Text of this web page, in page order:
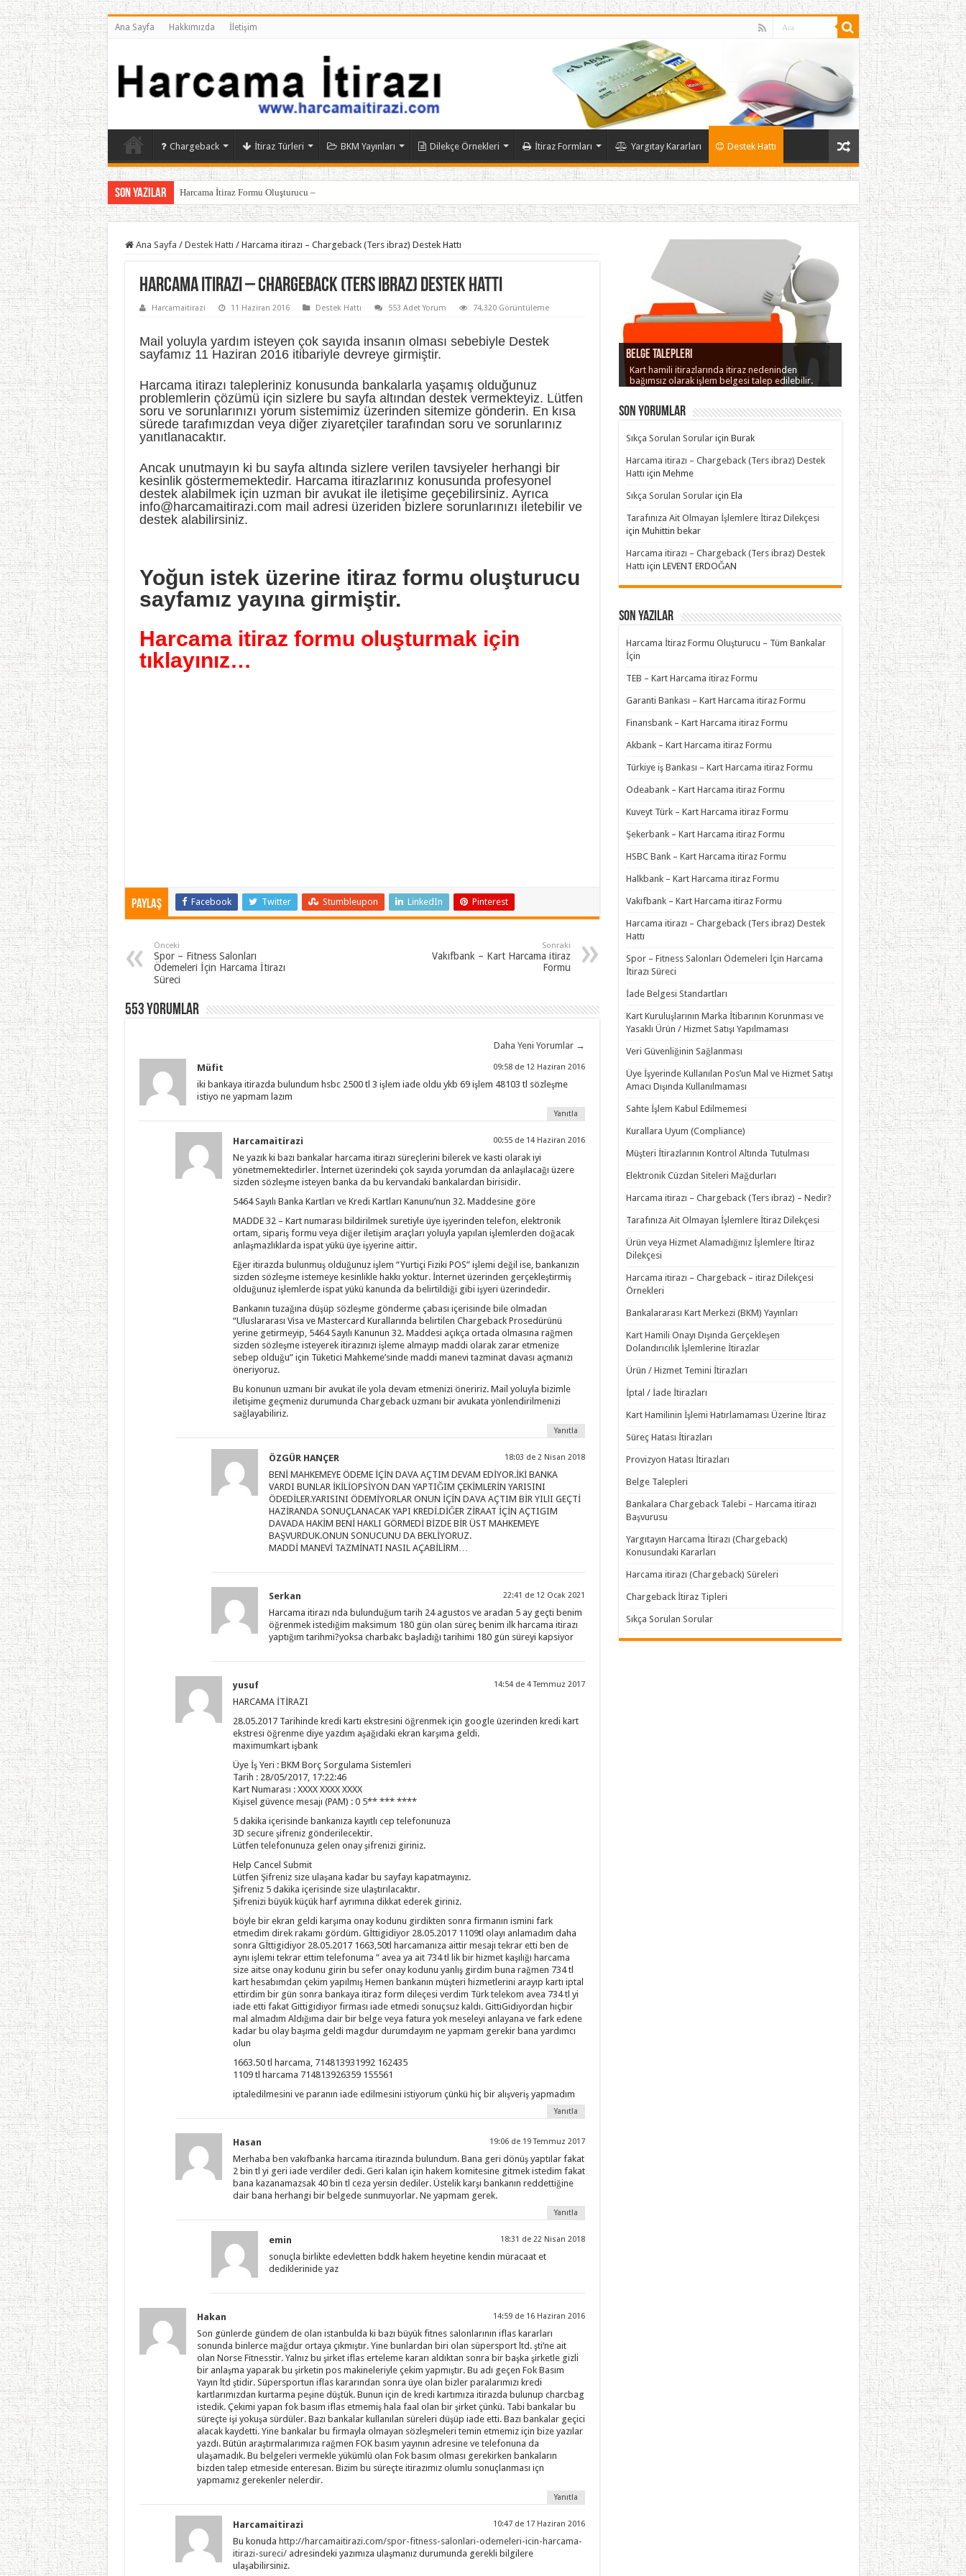
Ana Sayfa Hakkımızda İletişim
Chargeback İtiraz Türleri BKM Yayınları Dilekçe Örnekleri İtiraz Formları Yargıtay Kararları Destek Hattı
Son Yazılar Harcama İtiraz Formu Oluşturucu – Tüm Bankalar İçin
Ana Sayfa / Destek Hattı / Harcama itirazı – Chargeback (Ters ibraz) Destek Hattı
Harcama itirazı – Chargeback (Ters ibraz) Destek Hattı
Harcamaitirazi 11 Haziran 2016 Destek Hattı 553 Adet Yorum 74,320 Görüntüleme
Mail yoluyla yardım isteyen çok sayıda insanın olması sebebiyle Destek
sayfamız 11 Haziran 2016 itibariyle devreye girmiştir.
Harcama itirazı talepleriniz konusunda bankalarla yaşamış olduğunuz
problemlerin çözümü için sizlere bu sayfa altından destek vermekteyiz. Lütfen
soru ve sorunlarınızı yorum sistemimiz üzerinden sitemize gönderin. En kısa
sürede tarafımızdan veya diğer ziyaretçiler tarafından soru ve sorunlarınız
yanıtlanacaktır.
Ancak unutmayın ki bu sayfa altında sizlere verilen tavsiyeler herhangi bir
kesinlik göstermemektedir. Harcama itirazlarınız konusunda profesyonel
destek alabilmek için uzman bir avukat ile iletişime geçebilirsiniz. Ayrıca
info@harcamaitirazi.com mail adresi üzeriden bizlere sorunlarınızı iletebilir ve
destek alabilirsiniz.
Yoğun istek üzerine itiraz formu oluşturucu
sayfamız yayına girmiştir.
Harcama itiraz formu oluşturmak için
tıklayınız…
Paylaş Facebook Twitter Stumbleupon LinkedIn Pinterest
Önceki
Spor – Fitness Salonları
Ödemeleri İçin Harcama İtirazı
Süreci
Sonraki
Vakıfbank – Kart Harcama itiraz
Formu
553 yorumlar
Daha Yeni Yorumlar →
Müfit 09:58 de 12 Haziran 2016
iki bankaya itirazda bulundum hsbc 2500 tl 3 işlem iade oldu ykb 69 işlem 48103 tl sözleşme
istiyo ne yapmam lazım
Yanıtla
Harcamaitirazi 00:55 de 14 Haziran 2016
Ne yazık ki bazı bankalar harcama itirazı süreçlerini bilerek ve kasti olarak iyi
yönetmemektedirler. İnternet üzerindeki çok sayıda yorumdan da anlaşılacağı üzere
sizden sözleşme isteyen banka da bu kervandaki bankalardan birisidir.
5464 Sayılı Banka Kartları ve Kredi Kartları Kanunu’nun 32. Maddesine göre
MADDE 32 – Kart numarası bildirilmek suretiyle üye işyerinden telefon, elektronik
ortam, sipariş formu veya diğer iletişim araçları yoluyla yapılan işlemlerden doğacak
anlaşmazlıklarda ispat yükü üye işyerine aittir.
Eğer itirazda bulunmuş olduğunuz işlem “Yurtiçi Fiziki POS” işlemi değil ise, bankanızın
sizden sözleşme istemeye kesinlikle hakkı yoktur. İnternet üzerinden gerçekleştirmiş
olduğunuz işlemlerde ispat yükü kanunda da belirtildiği gibi işyeri üzerindedir.
Bankanın tuzağına düşüp sözleşme gönderme çabası içerisinde bile olmadan
“Uluslararası Visa ve Mastercard Kurallarında belirtilen Chargeback Prosedürünü
yerine getirmeyip, 5464 Sayılı Kanunun 32. Maddesi açıkça ortada olmasına rağmen
sizden sözleşme isteyerek itirazınızı işleme almayıp maddi olarak zarar etmenize
sebep olduğu” için Tüketici Mahkeme’sinde maddi manevi tazminat davası açmanızı
öneriyoruz.
Bu konunun uzmanı bir avukat ile yola devam etmenizi öneririz. Mail yoluyla bizimle
iletişime geçmeniz durumunda Chargeback uzmanı bir avukata yönlendirilmenizi
sağlayabiliriz.
Yanıtla
ÖZGÜR HANÇER 18:03 de 2 Nisan 2018
BENİ MAHKEMEYE ÖDEME İÇİN DAVA AÇTIM DEVAM EDİYOR.İKİ BANKA
VARDI BUNLAR İKİLİOPSİYON DAN YAPTIĞIM ÇEKİMLERİN YARISINI
ÖDEDİLER.YARISINI ÖDEMİYORLAR ONUN İÇİN DAVA AÇTIM BİR YILlI GEÇTİ
HAZİRANDA SONUÇLANACAK YAPI KREDİ.DİĞER ZİRAAT İÇİN AÇTIGIM
DAVADA HAKİM BENİ HAKLI GÖRMEDİ BİZDE BİR ÜST MAHKEMEYE
BAŞVURDUK.ONUN SONUCUNU DA BEKLİYORUZ.
MADDİ MANEVİ TAZMİNATI NASIL AÇABİLİRM…
Serkan 22:41 de 12 Ocak 2021
Harcama itirazı nda bulunduğum tarih 24 agustos ve aradan 5 ay geçti benim
öğrenmek istediğim maksimum 180 gün olan süreç benim ilk harcama itirazı
yaptığım tarihmi?yoksa charbakc başladığı tarihimi 180 gün süreyi kapsiyor
yusuf 14:54 de 4 Temmuz 2017
HARCAMA İTİRAZI
28.05.2017 Tarihinde kredi kartı ekstresini öğrenmek için google üzerinden kredi kart
ekstresi öğrenme diye yazdım aşağıdaki ekran karşıma geldi.
maximumkart işbank
Üye İş Yeri : BKM Borç Sorgulama Sistemleri
Tarih : 28/05/2017, 17:22:46
Kart Numarası : XXXX XXXX XXXX
Kişisel güvence mesajı (PAM) : 0 5** *** ****
5 dakika içerisinde bankanıza kayıtlı cep telefonunuza
3D secure şifreniz gönderilecektir.
Lütfen telefonunuza gelen onay şifrenizi giriniz.
Help Cancel Submit
Lütfen Şifreniz size ulaşana kadar bu sayfayı kapatmayınız.
Şifreniz 5 dakika içerisinde size ulaştırılacaktır.
Şifrenizi büyük küçük harf ayrımına dikkat ederek giriniz.
böyle bir ekran geldi karşıma onay kodunu girdikten sonra firmanın ismini fark
etmedim direk rakamı gördüm. Gİttigidiyor 28.05.2017 1109tl olayı anlamadım daha
sonra Gİttigidiyor 28.05.2017 1663,50tl harcamanıza aittir mesajı tekrar etti ben de
aynı işlemi tekrar ettim telefonuma ” avea ya ait 734 tl lik bir hizmet kaşılığı harcama
size aitse onay kodunu girin bu sefer onay kodunu yanlış girdim buna rağmen 734 tl
kart hesabımdan çekim yapılmış Hemen bankanın müşteri hizmetlerini arayıp kartı iptal
ettirdim bir gün sonra bankaya itiraz form dileçesi verdim Türk telekom avea 734 tl yi
iade etti fakat Gittigidiyor firması iade etmedi sonuçsuz kaldı. GittiGidiyordan hiçbir
mal almadım Aldığıma dair bir belge veya fatura yok meseleyi anlayana ve fark edene
kadar bu olay başıma geldi magdur durumdayım ne yapmam gerekir bana yardımcı
olun
1663.50 tl harcama, 714813931992 162435
1109 tl harcama 714813926359 155561
iptaledilmesini ve paranın iade edilmesini istiyorum çünkü hiç bir alışveriş yapmadım
Yanıtla
Hasan 19:06 de 19 Temmuz 2017
Merhaba ben vakıfbanka harcama itirazında bulundum. Bana geri dönüş yaptılar fakat
2 bin tl yi geri iade verdiler dedi. Geri kalan için hakem komitesine gitmek istedim fakat
bana kazanamazsak 40 bin tl ceza yersin dediler. Üstelik karşı bankanın reddettiğine
dair bana herhangi bir belgede sunmuyorlar. Ne yapmam gerek.
Yanıtla
emin 18:31 de 22 Nisan 2018
sonuçla birlikte edevletten bddk hakem heyetine kendin müracaat et
dediklerinide yaz
Hakan 14:59 de 16 Haziran 2016
Son günlerde gündem de olan istanbulda ki bazı büyük fitnes salonlarının iflas kararları
sonunda binlerce mağdur ortaya çıkmıştır. Yine bunlardan biri olan süpersport ltd. şti’ne ait
olan Norse Fitnesstir. Yalnız bu şirket iflas erteleme kararı aldıktan sonra bir başka şirketle gizli
bir anlaşma yaparak bu şirketin pos makineleriyle çekim yapmıştır. Bu adı geçen Fok Basım
Yayın ltd ştidir. Süpersportun iflas kararından sonra üye olan bizler paralarımızı kredi
kartlarımızdan kurtarma peşine düştük. Bunun için de kredi kartımıza itirazda bulunup charcbag
istedik. Çekimi yapan fok basım iflas etmemiş hala faal olan bir şirket çünkü. Tabi bankalar bu
süreçte işi yokuşa sürdüler. Bazı bankalar kullanılan süreleri düşüp iade etti. Bazı bankalar geçici
alacak kaydetti. Yine bankalar bu firmayla olmayan sözleşmeleri temin etmemiz için bize yazılar
yazdı. Bütün araştırmalarımıza rağmen FOK basım yayının adresine ve telefonuna da
ulaşamadık. Bu belgeleri vermekle yükümlü olan Fok basım olması gerekirken bankaların
bizden talep etmeside enteresan. Bizim bu süreçte itirazımız olumlu sonuçlanması içn
yapmamız gerekenler nelerdir.
Yanıtla
Harcamaitirazi 10:47 de 17 Haziran 2016
Bu konuda http://harcamaitirazi.com/spor-fitness-salonlari-odemeleri-icin-harcama-
itirazi-sureci/adresindeki yazımıza ulaşmanız durumunda gerekli bilgilere
ulaşabilirsiniz.
Belge Talepleri
Kart hamili itirazlarında itiraz nedeninden
bağımsız olarak işlem belgesi talep edilebilir.
Kart hamilinin işlemi hatırlamaması
Provizyon Hatası itirazları
Dolandırıcılık itirazları
Süreç Hatası itirazları
iptal / iade itirazları
Son yorumlar
Sıkça Sorulan Sorulariçin Burak
Harcama itirazı – Chargeback (Ters ibraz) Destek
Hattı için Mehme
Sıkça Sorulan Sorulariçin Ela
Tarafınıza Ait Olmayan İşlemlere İtiraz Dilekçesi
için Muhittin bekar
Harcama itirazı – Chargeback (Ters ibraz) Destek
Hattı için LEVENT ERDOĞAN
Son Yazılar
Harcama İtiraz Formu Oluşturucu – Tüm Bankalar
İçin
TEB – Kart Harcama itiraz Formu
Garanti Bankası – Kart Harcama itiraz Formu
Finansbank – Kart Harcama itiraz Formu
Akbank – Kart Harcama itiraz Formu
Türkiye iş Bankası – Kart Harcama itiraz Formu
Odeabank – Kart Harcama itiraz Formu
Kuveyt Türk – Kart Harcama itiraz Formu
Şekerbank – Kart Harcama itiraz Formu
HSBC Bank – Kart Harcama itiraz Formu
Halkbank – Kart Harcama itiraz Formu
Vakıfbank – Kart Harcama itiraz Formu
Harcama itirazı – Chargeback (Ters ibraz) Destek
Hattı
Spor – Fitness Salonları Ödemeleri İçin Harcama
İtirazı Süreci
İade Belgesi Standartları
Kart Kuruluşlarının Marka İtibarının Korunması ve
Yasaklı Ürün / Hizmet Satışı Yapılmaması
Veri Güvenliğinin Sağlanması
Üye İşyerinde Kullanılan Pos’un Mal ve Hizmet Satışı
Amacı Dışında Kullanılmaması
Sahte İşlem Kabul Edilmemesi
Kurallara Uyum (Compliance)
Müşteri İtirazlarının Kontrol Altında Tutulması
Elektronik Cüzdan Siteleri Mağdurları
Harcama itirazı – Chargeback (Ters ibraz) – Nedir?
Tarafınıza Ait Olmayan İşlemlere İtiraz Dilekçesi
Ürün veya Hizmet Alamadığınız İşlemlere İtiraz
Dilekçesi
Harcama itirazı – Chargeback – itiraz Dilekçesi
Örnekleri
Bankalararası Kart Merkezi (BKM) Yayınları
Kart Hamili Onayı Dışında Gerçekleşen
Dolandırıcılık İşlemlerine İtirazlar
Ürün / Hizmet Temini İtirazları
İptal / İade İtirazları
Kart Hamilinin İşlemi Hatırlamaması Üzerine İtiraz
Süreç Hatası İtirazları
Provizyon Hatası İtirazları
Belge Talepleri
Bankalara Chargeback Talebi – Harcama itirazı
Başvurusu
Yargıtayın Harcama İtirazı (Chargeback)
Konusundaki Kararları
Harcama itirazı (Chargeback) Süreleri
Chargeback İtiraz Tipleri
Sıkça Sorulan Sorular